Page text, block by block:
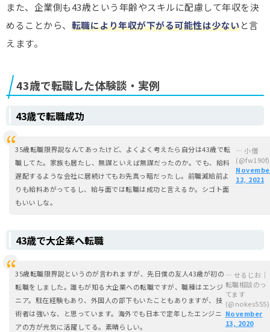
また、企業側も43歳という年齢やスキルに配慮して年収を決
めることから、 転職により年収が下がる可能性は少ないと言
えます。
43歳で転職した体験談・実例
43歳で転職成功
35歳転職限界説なんてあったけど、よくよく考えたら自分は43歳で転
職してた。家族も居たし、無謀といえば無謀だったのか。でも、給料
遅配するような会社に居続けてもお先真っ暗だったし。前職減給前よ
りも給料あがってるし、給与面では転職は成功と言えるか。シゴト面
もいいしな。
— 小僧
(@fw190f)
12, 2021
43歳で大企業へ転職
35歳転職限界説というのが言われますが、先日僕の友人43歳が初の
転職をしました。誰もが知る大企業への転職ですが、職種はエンジ
ニア。駐在経験もあり、外国人の部下もいたこともありますが、技
術者は強いな、と思っています。海外でも日本で定年したエンジニ
アの方が元気に活躍してる。素晴らしい。
— せるじお｜
転職相談のっ
てます
(@nokes555)
November
13, 2020